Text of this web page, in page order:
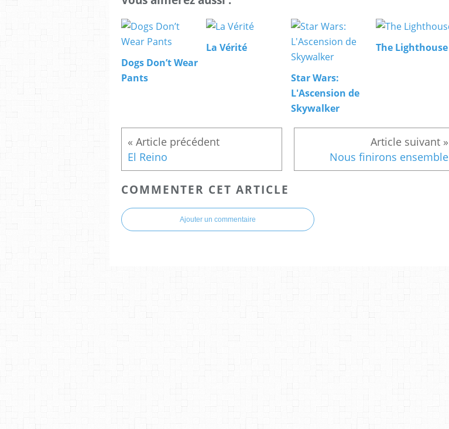
Dogs Don’t Wear
Pants
La Vérité
Star Wars:
L'Ascension de
Skywalker
The Lighthouse
El Reino Nous finirons ensemble
COMMENTER CET ARTICLE
Ajouter un commentaire